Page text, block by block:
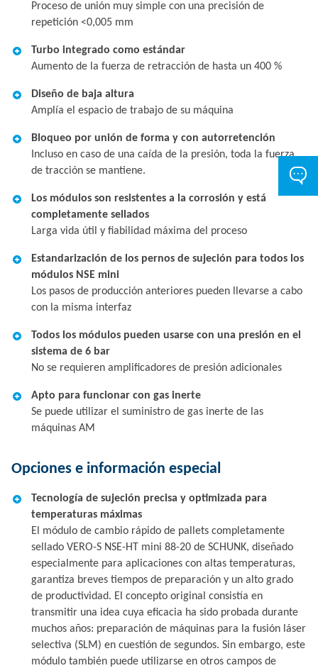
Proceso de unión muy simple con una precisión de
repetición <0,005 mm
Turbo integrado como estándar
Aumento de la fuerza de retracción de hasta un 400 %
Diseño de baja altura
Amplía el espacio de trabajo de su máquina
Bloqueo por unión de forma y con autorretención
Incluso en caso de una caída de la presión, toda la fuerza
de tracción se mantiene.
Los módulos son resistentes a la corrosión y está
completamente sellados
Larga vida útil y fiabilidad máxima del proceso
Estandarización de los pernos de sujeción para todos los
módulos NSE mini
Los pasos de producción anteriores pueden llevarse a cabo
con la misma interfaz
Todos los módulos pueden usarse con una presión en el
sistema de 6 bar
No se requieren amplificadores de presión adicionales
Apto para funcionar con gas inerte
Se puede utilizar el suministro de gas inerte de las
máquinas AM
Opciones e información especial
Tecnología de sujeción precisa y optimizada para
temperaturas máximas
El módulo de cambio rápido de pallets completamente
sellado VERO-S NSE-HT mini 88-20 de SCHUNK, diseñado
especialmente para aplicaciones con altas temperaturas,
garantiza breves tiempos de preparación y un alto grado
de productividad. El concepto original consistía en
transmitir una idea cuya eficacia ha sido probada durante
muchos años: preparación de máquinas para la fusión láser
selectiva (SLM) en cuestión de segundos. Sin embargo, este
módulo también puede utilizarse en otros campos de